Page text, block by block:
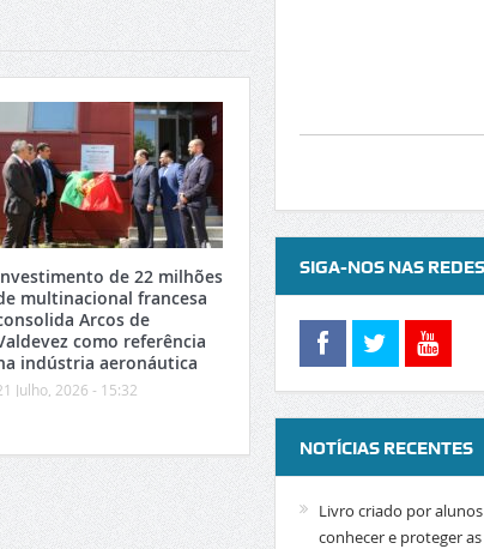
de 22 milhões
multinacional francesa
Arcos de
como referência
indústria aeronáutica
Julho, 2026 - 15:32
SIGA-NOS NAS
NOTÍCIAS RECENTES
Livro criado por
conhecer e proteger